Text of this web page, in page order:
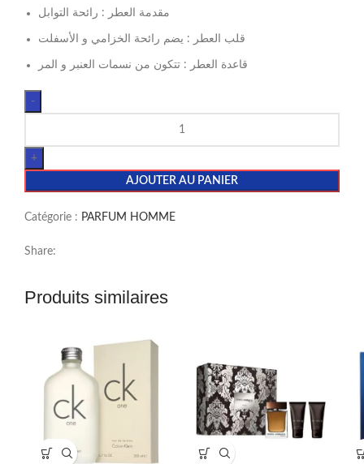
مقدمة العطر : رائحة التوابل
قلب العطر : يضم رائحة الخزامي و الأسفلت
قاعدة العطر : تتكون من نسمات العنبر و المر
AJOUTER AU PANIER
Catégorie : PARFUM HOMME
Share:
Produits similaires